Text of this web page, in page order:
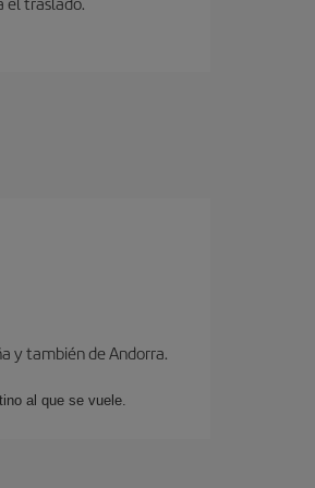
y también de Andorra.
al que se vuele.